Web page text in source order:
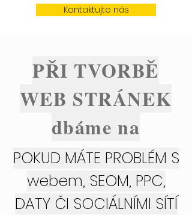
Kontaktujte nás
PŘI TVORBĚ
WEB STRÁNEK
dbáme na
POKUD MÁTE PROBLÉM S
webem, SEOM, PPC,
DATY ČI SOCIÁLNÍMI SÍTÍ